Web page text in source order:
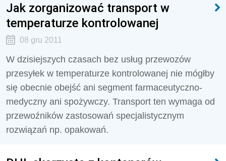
Jak zorganizować transport w
temperaturze kontrolowanej
08 gru 2011
W dzisiejszych czasach bez usług przewozów
przesyłek w temperaturze kontrolowanej nie mógłby
się obecnie obejść ani segment farmaceutyczno-
medyczny ani spożywczy. Transport ten wymaga od
przewoźników zastosowań specjalistycznym
rozwiązań np. opakowań.